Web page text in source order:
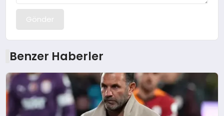
Gönder
Benzer Haberler